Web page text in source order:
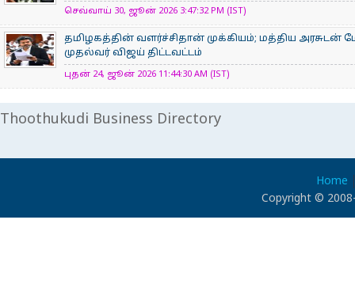
செவ்வாய் 30, ஜூன் 2026 3:47:32 PM (IST)
தமிழகத்தின் வளர்ச்சிதான் முக்கியம்; மத்திய
முதல்வர் விஜய் திட்டவட்டம்
புதன் 24, ஜூன் 2026 11:44:30 AM (IST)
Thoothukudi Business Directory
Home
Copyright ©